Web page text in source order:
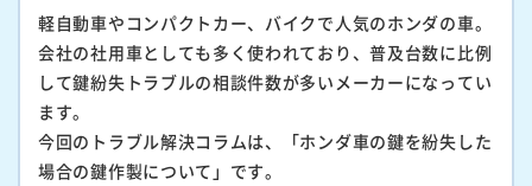
軽自動車やコンパクトカー、バイクで人気のホンダの車。
会社の社用車としても多く使われており、普及台数に比例
して鍵紛失トラブルの相談件数が多いメーカーになってい
ます。
今回のトラブル解決コラムは、「ホンダ車の鍵を紛失した
場合の鍵作製について」です。